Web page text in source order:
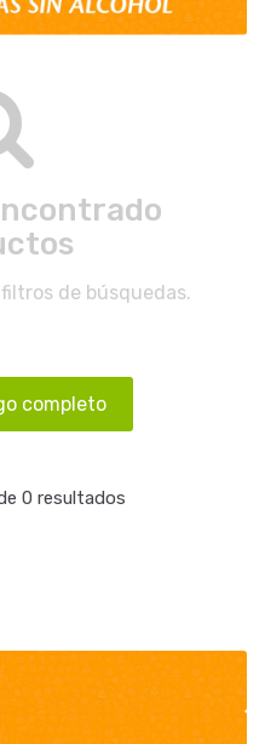
de búsquedas.
completo
0 resultados